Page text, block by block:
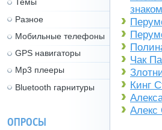
Чак
Кинг
Алекс
Темы
Разное
Мобильные телефоны
GPS навигаторы
Mp3 плееры
Bluetooth гарнитуры
ОПРОСЫ